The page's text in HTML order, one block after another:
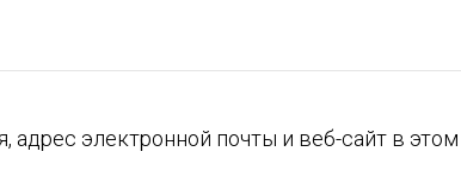
адрес электронной почты и веб-сайт в